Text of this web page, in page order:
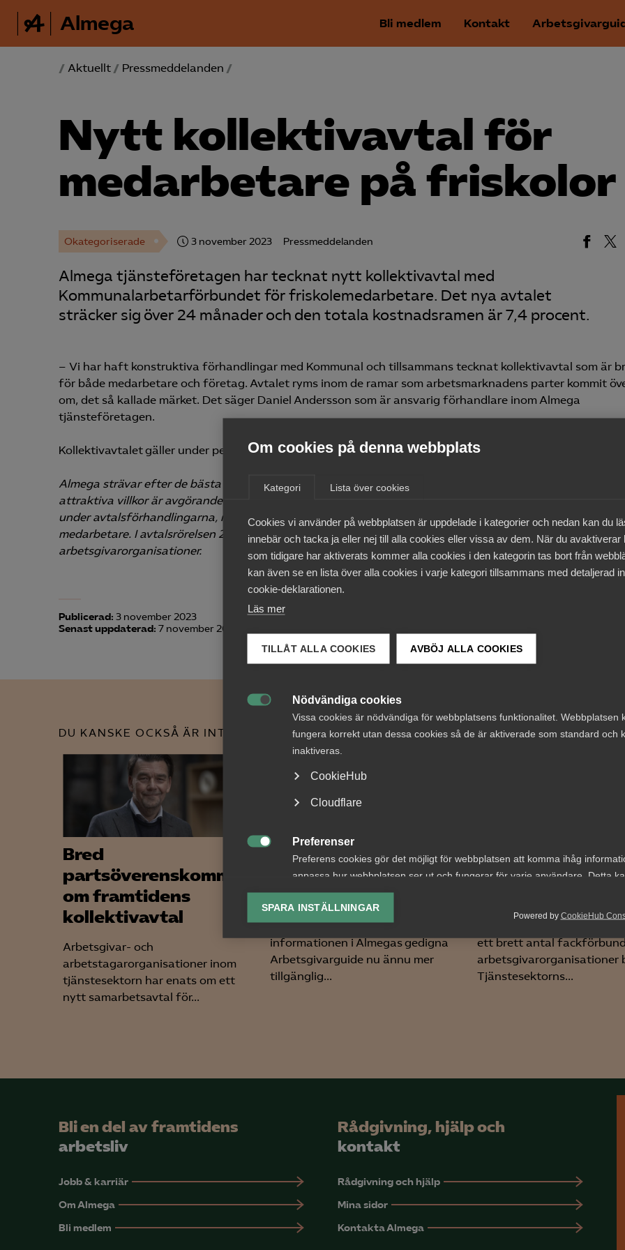
Om cookies på denna webbplats
Kategori Lista över cookies
Cookies vi använder på webbplatsen är uppdelade i kategorier och nedan kan du
innebär och tacka ja eller nej till alla cookies eller vissa av dem. När du avaktiverar
som tidigare har aktiverats kommer alla cookies i den kategorin tas bort från
kan även se en lista över alla cookies i varje kategori tillsammans med detaljerad
cookie-deklarationen.
Läs mer
TILLÅT ALLA COOKIES AVBÖJ ALLA COOKIES
Nödvändiga cookies
Vissa cookies är nödvändiga för webbplatsens funktionalitet. Webbplatsen
fungera korrekt utan dessa cookies så de är aktiverade som standard och
inaktiveras.
CookieHub
Cloudflare
Preferenser
Preferens cookies gör det möjligt för webbplatsen att komma ihåg
anpassa hur webbplatsen ser ut och fungerar för varje användare. Detta
lagring av vald valuta, region, språk eller färgschema.

Analys-cookies
Analyseringscookies hjälper oss förbättra webbplatsen genom att samla
information om hur den används.
Google Analytics
LinkedIn Insight
Powered by CookieHub
SPARA INSTÄLLNINGAR
Almega Bli medlem Kontakt
/ Aktuellt / Pressmeddelanden /
Nytt kollektivavtal för
medarbetare på friskolor
Okategoriserade 3 november 2023 Pressmeddelanden
Almega tjänsteföretagen har tecknat nytt kollektivavtal med
Kommunalarbetarförbundet för friskolemedarbetare. Det nya avtalet
sträcker sig över 24 månader och den totala kostnadsramen är 7,4 procent.
– Vi har haft konstruktiva förhandlingar med Kommunal och tillsammans tecknat kollektivavtal som är
för både medarbetare och företag. Avtalet ryms inom de ramar som arbetsmarknadens parter kommit
om, det så kallade märket. Det säger Daniel Andersson som är ansvarig förhandlare inom Almega
tjänsteföretagen.
Kollektivavtalet gäller under perioden 1 november 2023 till 31 oktober 2025.
Almega strävar efter de bästa förutsättningarna för både företagare och medarbetare. Att erbjuda
attraktiva villkor är avgörande för tjänste­företagens framgång. Tillsammans skapar vi en bra
under avtalsförhandlingarna, men framför allt varje dag på arbetsplatserna i samtal mellan företagare
medarbetare. I avtalsrörelsen 2023 tecknar Almega sammanlagt 130 avtal, flest av alla
arbetsgivarorganisationer.
Publicerad: 3 november 2023
Senast uppdaterad: 7 november 2023
DU KANSKE OCKSÅ ÄR INTRESSERAD AV DETTA?
Bred
partsöverenskommelse
om framtidens
kollektivavtal
Arbetsgivar- och
arbetstagarorganisationer inom
tjänstesektorn har enats om ett
nytt samarbetsavtal för...
Almega erbjuder AI-
stödd rådgivning till
medlemsföretagen
Med hjälp av generativ AI blir
informationen i Almegas gedigna
Arbetsgivarguide nu ännu mer
tillgänglig...
Nybildat råd för
tjänstesektorns
ett brett antal
arbetsgivarorganisationer
Tjänstesektorns...
Bli en del av framtidens
arbetsliv
Jobb & karriär
Om Almega
Bli medlem
Rådgivning, hjälp och
kontakt
Rådgivning och hjälp
Mina sidor
Kontakta Almega